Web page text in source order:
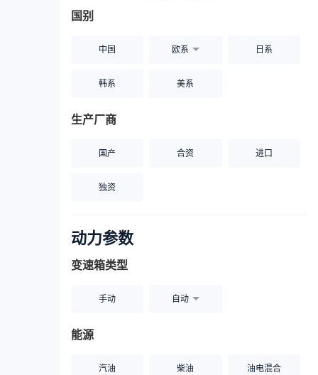
国别
中国 欧系 日系
韩系 美系
生产厂商
国产 合资 进口
独资
动力参数
变速箱类型
手动 自动
能源
汽油 柴油 油电混合